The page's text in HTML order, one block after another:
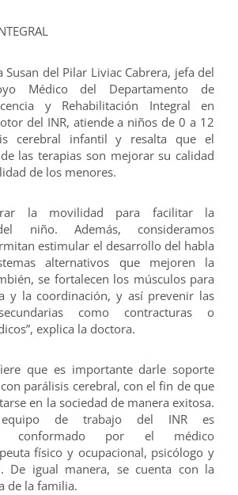
Susan del Pilar Liviac Cabrera, jefa del
Médico del Departamento de
y Rehabilitación Integral en
del INR, atiende a niños de 0 a 12
cerebral infantil y resalta que el
las terapias son mejorar su calidad
de los menores.
la movilidad para facilitar la
niño. Además, consideramos
estimular el desarrollo del habla
alternativos que mejoren la
se fortalecen los músculos para
y la coordinación, y así prevenir las
como contracturas o
explica la doctora.
que es importante darle soporte
parálisis cerebral, con el fin de que
en la sociedad de manera exitosa.
de trabajo del INR es
conformado por el médico
físico y ocupacional, psicólogo y
De igual manera, se cuenta con la
de la familia.